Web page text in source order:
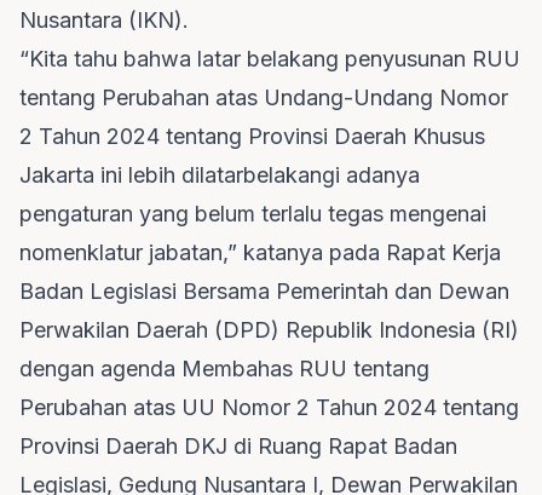
Nusantara (IKN).
“Kita tahu bahwa latar belakang penyusunan RUU
tentang Perubahan atas Undang-Undang Nomor
2 Tahun 2024 tentang Provinsi Daerah Khusus
Jakarta ini lebih dilatarbelakangi adanya
pengaturan yang belum terlalu tegas mengenai
nomenklatur jabatan,” katanya pada Rapat Kerja
Badan Legislasi Bersama Pemerintah dan Dewan
Perwakilan Daerah (DPD) Republik Indonesia (RI)
dengan agenda Membahas RUU tentang
Perubahan atas UU Nomor 2 Tahun 2024 tentang
Provinsi Daerah DKJ di Ruang Rapat Badan
Legislasi, Gedung Nusantara I, Dewan Perwakilan